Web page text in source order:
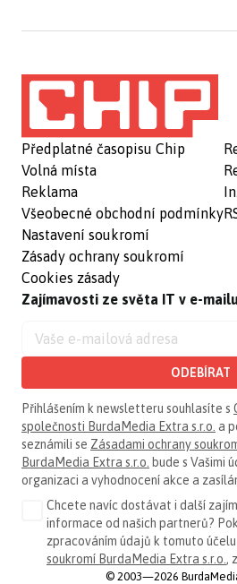
Předplatné časopisu Chip
Volná místa
Reklama
Všeobecné obchodní podmínky
Nastavení soukromí
Zásady ochrany soukromí
Cookies zásady
Zajímavosti ze světa IT v e-mailu
ODEBÍRAT
Přihlášením k newsletteru souhlasíte s
společnosti BurdaMedia Extra s.r.o. a
seznámili se Zásadami ochrany
BurdaMedia Extra s.r.o. bude s Vašimi
organizaci a vyhodnocení akce a
Chcete navíc dostávat i další
informace od našich partnerů?
zpracováním údajů k tomuto
soukromí BurdaMedia Extra s.r.o. ,
© 2003—2026